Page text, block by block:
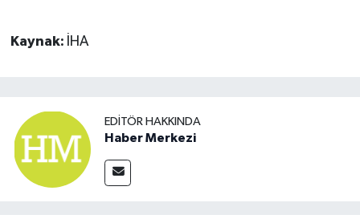
Kaynak: İHA
EDITÖR HAKKINDA
Haber Merkezi